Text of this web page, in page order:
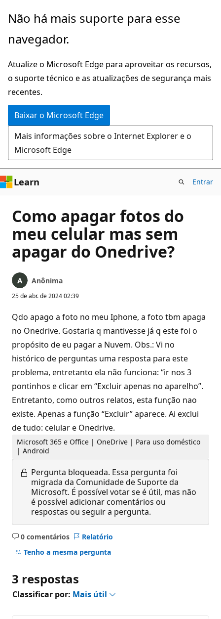
Pular
o
principal
Não há mais suporte para esse
navegador.
Atualize o Microsoft Edge para aproveitar os recursos,
o suporte técnico e as atualizações de segurança mais
recentes.
Baixar o Microsoft Edge
Mais informações sobre o Internet Explorer e o
Microsoft Edge
Learn Entrar
Como apagar fotos do
meu celular mas sem
apagar do Onedrive?
Anônima
25 de abr. de 2024 02:39
Qdo apago a foto no meu Iphone, a foto tbm apaga
no Onedrive. Gostaria q mantivesse já q este foi o
propósito de eu pagar a Nuvem. Obs.: Vi no
histórico de perguntas uma resposta para este
problema, entretanto ela não funciona: “ir nos 3
pontinhos e clicar em “Excluir apenas no aparelho”.
Entretanto, como outros relatos, esta função nao
existe. Apenas a função “Excluir” aparece. Ai exclui
de tudo: celular e Onedrive.
Microsoft 365 e Office | OneDrive | Para uso doméstico
| Android
Pergunta bloqueada. Essa pergunta foi
migrada da Comunidade de Suporte da
Microsoft. É possível votar se é útil, mas não
é possível adicionar comentários ou
respostas ou seguir a pergunta.
0 comentários
Sem
comentários
Relatório
Tenho a mesma pergunta
3 respostas
Classificar por: Mais útil